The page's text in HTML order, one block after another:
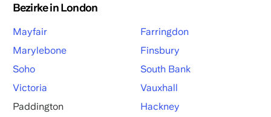
Bezirke in London
Mayfair
Marylebone
Soho
Victoria
Paddington
Farringdon
Finsbury
South Bank
Vauxhall
Hackney